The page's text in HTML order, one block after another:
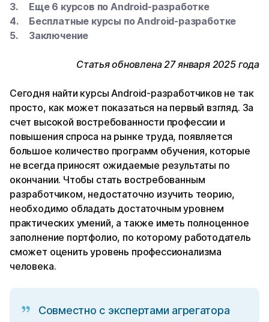
Еще 6 курсов по Android-разработке
Бесплатные курсы по Android-разработке
Заключение
Статья обновлена 27 января 2025 года
Сегодня найти курсы Android-разработчиков не так
просто, как может показаться на первый взгляд. За
счет высокой востребованности профессии и
повышения спроса на рынке труда, появляется
большое количество программ обучения, которые
не всегда приносят ожидаемые результаты по
окончании. Чтобы стать востребованным
разработчиком, недостаточно изучить теорию,
необходимо обладать достаточным уровнем
практических умений, а также иметь полноценное
заполнение портфолио, по которому работодатель
сможет оценить уровень профессионализма
человека.
Совместно с экспертами агрегатора